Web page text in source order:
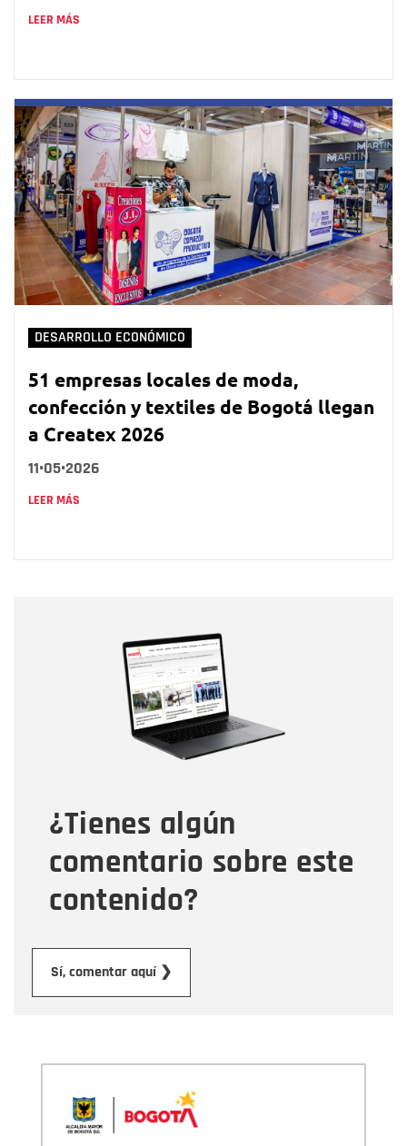
LEER MÁS
DESARROLLO ECONÓMICO
51 empresas locales de moda,
confección y textiles de Bogotá llegan
a Createx 2026
11•05•2026
LEER MÁS
¿Tienes algún
comentario sobre este
contenido?
Sí, comentar aquí ❯
Correo electrónico
Tipo de comentario
Mensaje